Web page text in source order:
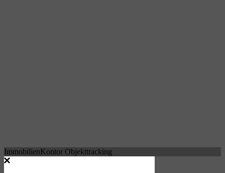
ImmobilienKontor Objekttracking